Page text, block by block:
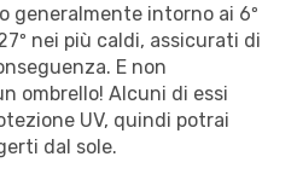
generalmente intorno ai 6º
nei più caldi, assicurati di
E non
ombrello! Alcuni di essi
UV, quindi potrai
dal sole.